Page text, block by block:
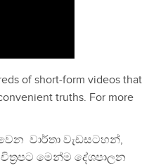
of short-form videos that
truths. For more
වාර්තා වැඩසටහන්,
මෙන්ම දේශපාලන